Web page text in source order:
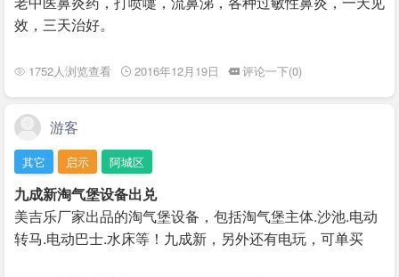
效，三天治好。
1752人浏览查看 2016年12月19日 评论一下(0)
游客
其它 启示 阿城区
九成新淘气堡设备出兑
美吉乐厂家出品的淘气堡设备，包括淘气堡主体.沙池.电动
转马.电动巴士.水床等！九成新，另外还有电玩，可单买